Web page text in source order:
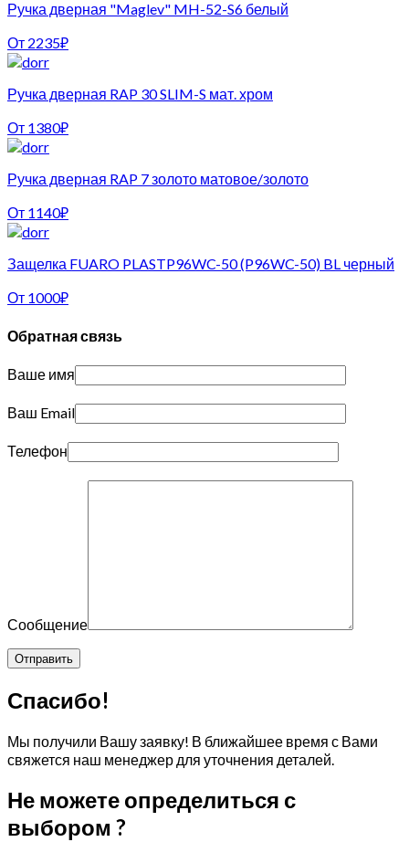
Ручка дверная "Maglev" MH-52-S6 белый
От 2235₽
Ручка дверная RAP 30 SLIM-S мат. хром
От 1380₽
Ручка дверная RAP 7 золото матовое/золото
От 1140₽
Защелка FUARO PLASTP96WC-50 (P96WC-50) BL черный
От 1000₽
Обратная связь
Ваше имя
Ваш Email
Телефон
Сообщение
Спасибо!
Мы получили Вашу заявку! В ближайшее время с Вами
свяжется наш менеджер для уточнения деталей.
Не можете определиться с
выбором ?